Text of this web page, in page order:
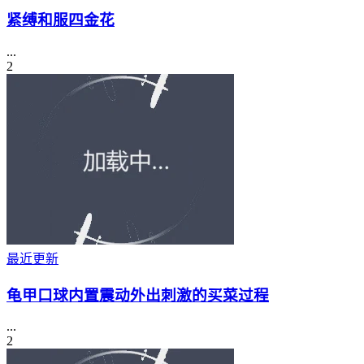
紧缚和服四金花
...
2
最近更新
龟甲口球内置震动外出刺激的买菜过程
...
2